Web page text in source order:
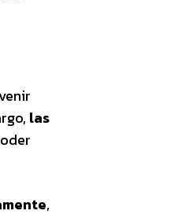
las
,